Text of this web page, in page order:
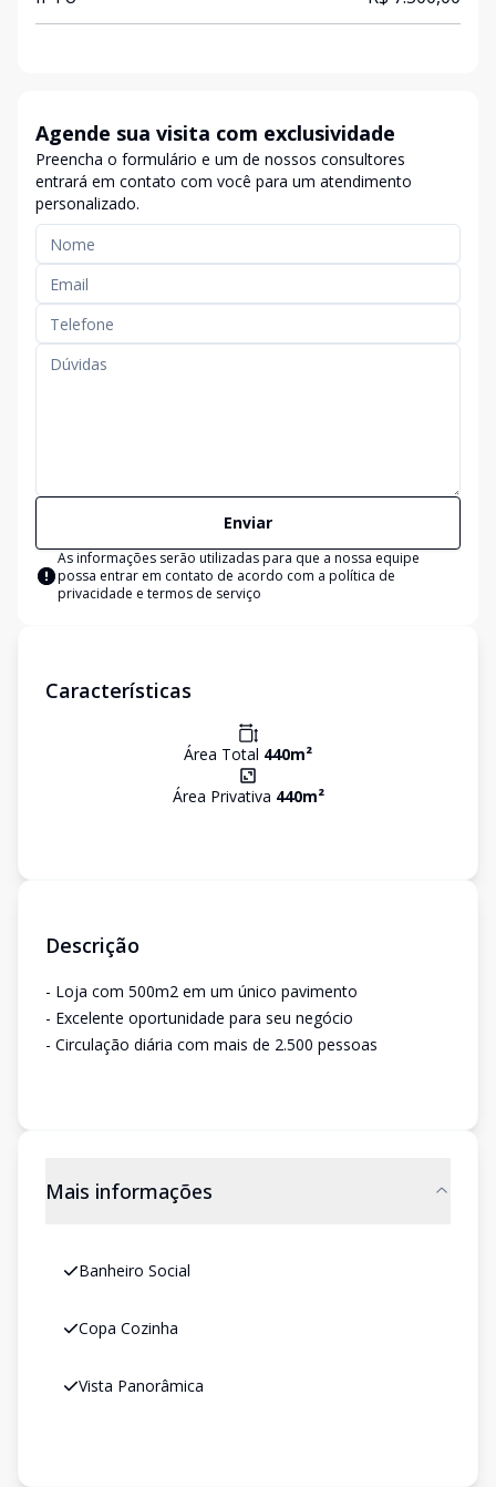
Agende sua visita com exclusividade
Preencha o formulário e um de nossos consultores
entrará em contato com você para um atendimento
personalizado.
Enviar
As informações serão utilizadas para que a nossa equipe
possa entrar em contato de acordo com a política de
privacidade e termos de serviço
Características
Área Total 440m²
Área Privativa 440m²
Descrição
- Loja com 500m2 em um único pavimento
- Excelente oportunidade para seu negócio
- Circulação diária com mais de 2.500 pessoas
Mais informações
Banheiro Social
Copa Cozinha
Vista Panorâmica